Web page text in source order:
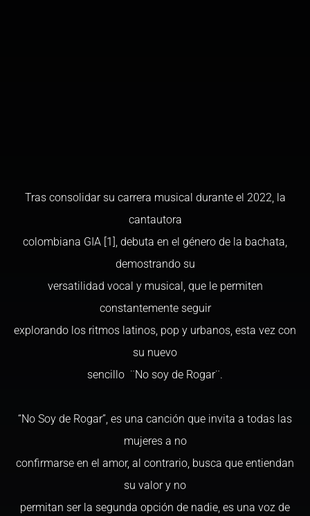
Tras consolidar su carrera musical durante el 2022, la
cantautora
colombiana GIA [1], debuta en el género de la bachata,
demostrando su
versatilidad vocal y musical, que le permiten
constantemente seguir
explorando los ritmos latinos, pop y urbanos, esta vez con
su nuevo
sencillo ¨No soy de Rogar¨.
“No Soy de Rogar”, es una canción que invita a todas las
mujeres a no
confirmarse en el amor, al contrario, busca que entiendan
su valor y no
permitan ser la segunda opción de nadie, es una voz de